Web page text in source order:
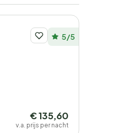
5/5
€ 135,60
v.a. prijs per nacht